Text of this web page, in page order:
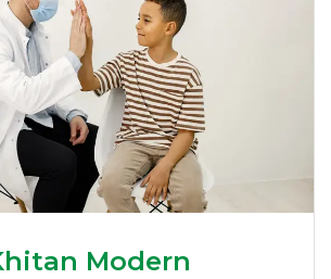
Modern